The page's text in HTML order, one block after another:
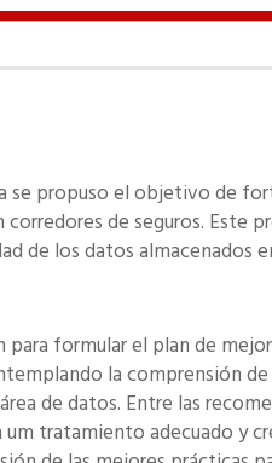
se propuso el objetivo de
de seguros. Este
de los datos
para formular el plan de
la comprensión
de datos. Entre las
tratamiento adecuado y